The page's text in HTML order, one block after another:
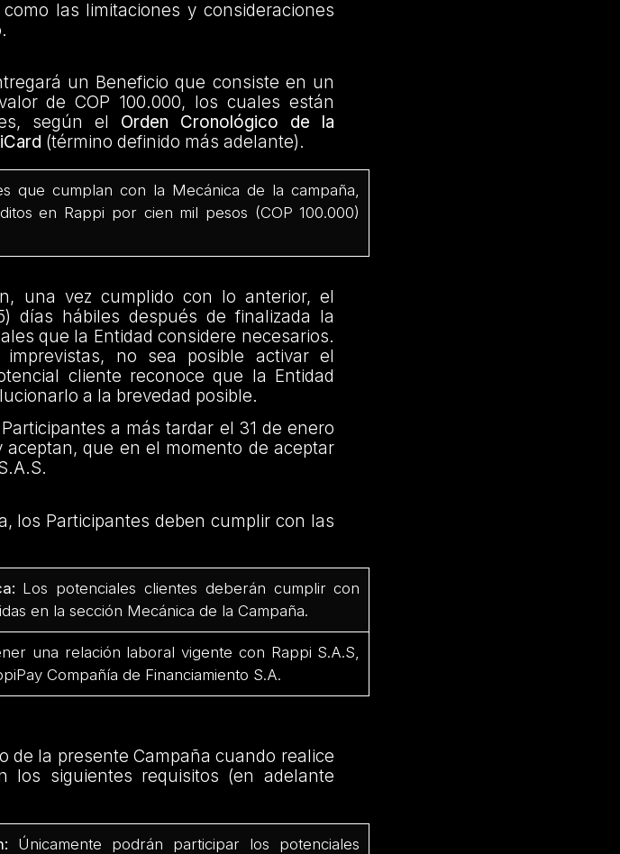
las limitaciones y consideraciones
un Beneficio que consiste en un
de COP 100.000, los cuales están
según el Orden Cronológico de la
(término definido más adelante).
que cumplan con la Mecánica de la campaña,
en Rappi por cien mil pesos (COP 100.000)
una vez cumplido con lo anterior, el
días hábiles después de finalizada la
que la Entidad considere necesarios.
no sea posible activar el
cliente reconoce que la Entidad
a la brevedad posible.
a más tardar el 31 de enero
que en el momento de aceptar
los Participantes deben cumplir con las
Los potenciales clientes deberán cumplir con
en la sección Mecánica de la Campaña.
una relación laboral vigente con Rappi S.A.S,
Compañía de Financiamiento S.A.
de la presente Campaña cuando realice
los siguientes requisitos (en adelante
Únicamente podrán participar los potenciales